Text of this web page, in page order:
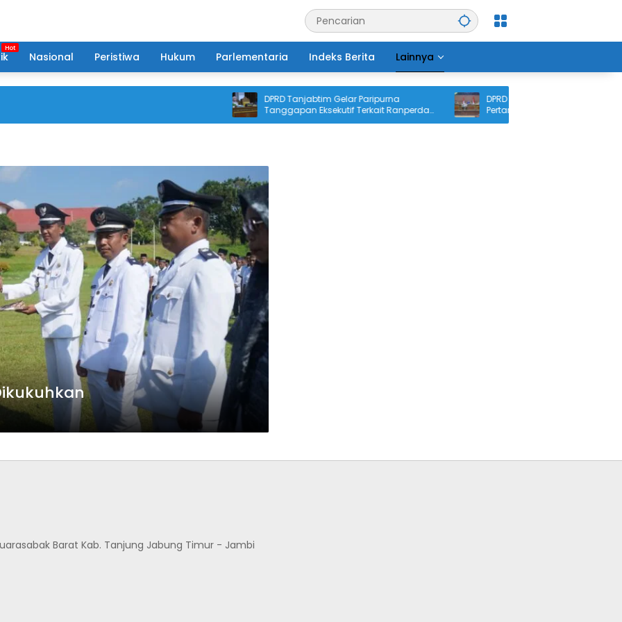
Nasional Peristiwa Hukum Parlementaria Indeks Berita Lainnya
DPRD Tanjabtim Gelar Paripurna
Tanggapan Eksekutif Terkait Ranperda
Pertanggungjawaban APBD 2025
DPRD Tanjabtim Gelar Paripurna
Pertanggungjawaban APBD 2025
Barat Kab. Tanjung Jabung Timur - Jambi